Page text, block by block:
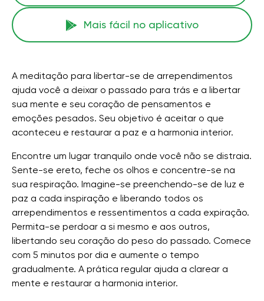
Mais fácil no aplicativo
A meditação para libertar-se de arrependimentos
ajuda você a deixar o passado para trás e a libertar
sua mente e seu coração de pensamentos e
emoções pesados. Seu objetivo é aceitar o que
aconteceu e restaurar a paz e a harmonia interior.
Encontre um lugar tranquilo onde você não se distraia.
Sente-se ereto, feche os olhos e concentre-se na
sua respiração. Imagine-se preenchendo-se de luz e
paz a cada inspiração e liberando todos os
arrependimentos e ressentimentos a cada expiração.
Permita-se perdoar a si mesmo e aos outros,
libertando seu coração do peso do passado. Comece
com 5 minutos por dia e aumente o tempo
gradualmente. A prática regular ajuda a clarear a
mente e restaurar a harmonia interior.